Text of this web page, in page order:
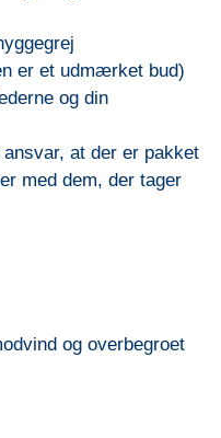
er et udmærket bud)
og din
at der er pakket
med dem, der tager
og overbegroet